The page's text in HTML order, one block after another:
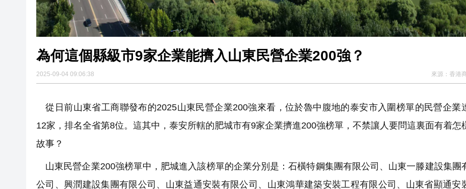
為何這個縣級市9家企業能擠入山東民營企業200強？
2025-09-04 09:06:38 來源： 香港
從日前山東省工商聯發布的2025山東民營企業200強來看，位於魯中腹地的泰安市入圍榜單的民營企業
12家，排名全省第8位。這其中，泰安所轄的肥城市有9家企業擠進200強榜單，不禁讓人要問這裏面有着怎
故事？
山東民營企業200強榜單中，肥城進入該榜單的企業分別是：石橫特鋼集團有限公司、山東一滕建設集團
公司、興潤建設集團有限公司、山東益通安裝有限公司、山東鴻華建築安裝工程有限公司、山東省顯通安